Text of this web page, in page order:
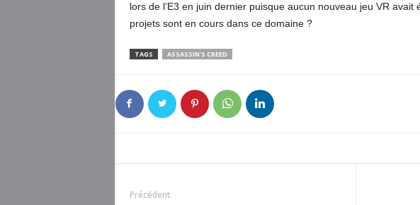
lors de l’E3 en juin dernier puisque aucun nouveau jeu VR avait
projets sont en cours dans ce domaine ?
TAGS ASSASSIN'S CREED
Précédent